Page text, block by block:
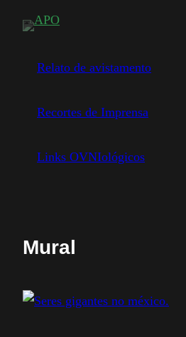
Relato de avistamento
Recortes de Imprensa
Links OVNIológicos
Mural